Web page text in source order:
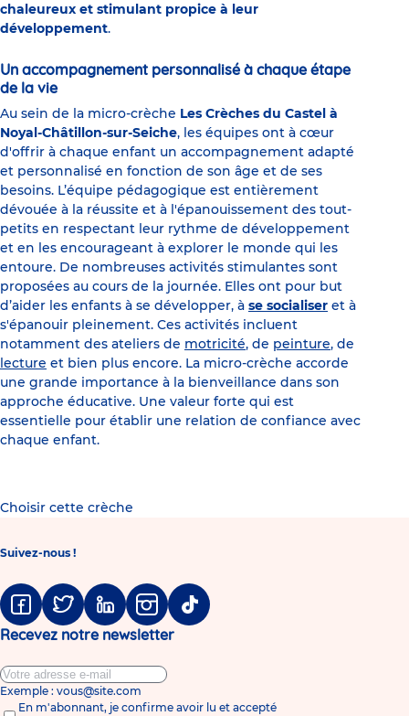
chaleureux et stimulant propice à leur
développement.
Un accompagnement personnalisé à chaque étape
de la vie
Au sein de la micro-crèche Les Crèches du Castel à
Noyal-Châtillon-sur-Seiche, les équipes ont à cœur
d'offrir à chaque enfant un accompagnement adapté
et personnalisé en fonction de son âge et de ses
besoins. L’équipe pédagogique est entièrement
dévouée à la réussite et à l'épanouissement des tout-
petits en respectant leur rythme de développement
et en les encourageant à explorer le monde qui les
entoure. De nombreuses activités stimulantes sont
proposées au cours de la journée. Elles ont pour but
d’aider les enfants à se développer, à se socialiser et à
s'épanouir pleinement. Ces activités incluent
notamment des ateliers de motricité, de peinture, de
lecture et bien plus encore. La micro-crèche accorde
une grande importance à la bienveillance dans son
approche éducative. Une valeur forte qui est
essentielle pour établir une relation de confiance avec
chaque enfant.
Choisir cette crèche
Suivez-nous !
FacebookTwitter LinkedinInstagramTiktok
Recevez notre newsletter
Exemple : vous@site.com
En m'abonnant, je confirme avoir lu et accepté